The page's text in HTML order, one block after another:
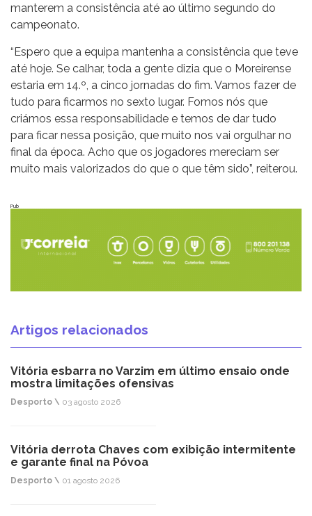
manterem a consistência até ao último segundo do
campeonato.
“Espero que a equipa mantenha a consistência que teve
até hoje. Se calhar, toda a gente dizia que o Moreirense
estaria em 14.º, a cinco jornadas do fim. Vamos fazer de
tudo para ficarmos no sexto lugar. Fomos nós que
criámos essa responsabilidade e temos de dar tudo
para ficar nessa posição, que muito nos vai orgulhar no
final da época. Acho que os jogadores mereciam ser
muito mais valorizados do que o que têm sido”, reiterou.
Pub
Artigos relacionados
Vitória esbarra no Varzim em último ensaio onde
mostra limitações ofensivas
Desporto \ 03 agosto 2026
Vitória derrota Chaves com exibição intermitente
e garante final na Póvoa
Desporto \ 01 agosto 2026